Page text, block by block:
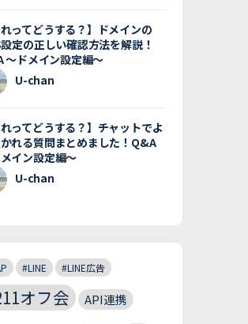
れってどうする？】ドメインの
定の正しい確認方法を解説！
〜ドメイン設定編〜
U-chan
れってどうする？】チャットでよ
れる質問まとめました！Q&A
イン設定編〜
U-chan
#LINE #LINE広告
オフ会 API連携